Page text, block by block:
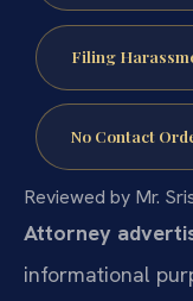
Filing
No Contact
Reviewed by Mr.
Attorney
informational